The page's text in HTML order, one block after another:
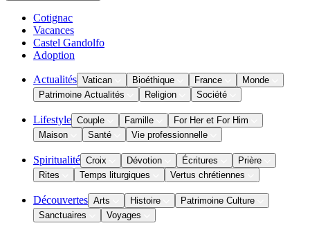
Cotignac
Vacances
Castel Gandolfo
Adoption
Actualités Vatican Bioéthique France
Monde
Patrimoine Actualités
Religion Société
Lifestyle Couple Famille
For Her et For Him
Maison
Santé Vie professionnelle
Spiritualité Croix Dévotion Écritures
Prière
Rites
Temps liturgiques Vertus chrétiennes
Découvertes Arts Histoire
Patrimoine Culture
Sanctuaires
Voyages